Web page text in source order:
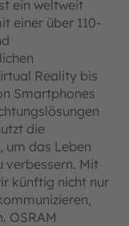
ein weltweit
einer über 110-
Reality bis
Smartphones
die
um das Leben
verbessern. Mit
künftig nicht nur
OSRAM